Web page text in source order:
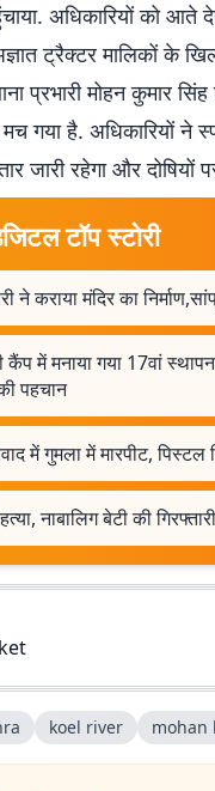
अधिकारियों को
ट्रैक्टर मालिकों के
प्रभारी मोहन कुमार
गया है. अधिकारियों ने
जारी रहेगा और दोषियों
टॉप स्टोरी
ने कराया मंदिर का
में मनाया गया 17वां
पहचान
में गुमला में मारपीट,
नाबालिग बेटी की
koel river mohan